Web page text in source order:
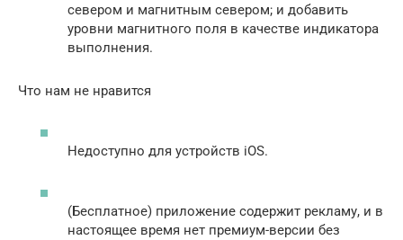
севером и магнитным севером; и добавить
уровни магнитного поля в качестве индикатора
выполнения.
Что нам не нравится
Недоступно для устройств iOS.
(Бесплатное) приложение содержит рекламу, и в
настоящее время нет премиум-версии без